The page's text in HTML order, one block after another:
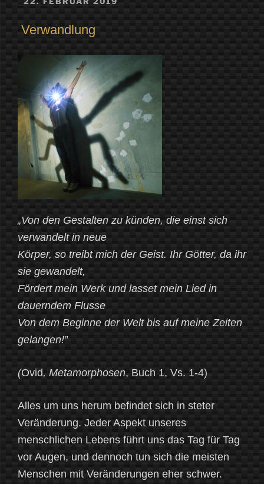
hinter
Kulissen
der
Vergänglichkeit“
Verwandlung
„Von den Gestalten zu künden, die einst sich
verwandelt in neue
Körper, so treibt mich der Geist. Ihr Götter, da ihr
sie gewandelt,
Fördert mein Werk und lasset mein Lied in
dauerndem Flusse
Von dem Beginne der Welt bis auf meine Zeiten
gelangen!”
(Ovid, Metamorphosen, Buch 1, Vs. 1-4)
Alles um uns herum befindet sich in steter
Veränderung. Jeder Aspekt unseres
menschlichen Lebens führt uns das Tag für Tag
vor Augen, und dennoch tun sich die meisten
Menschen mit Veränderungen eher schwer.